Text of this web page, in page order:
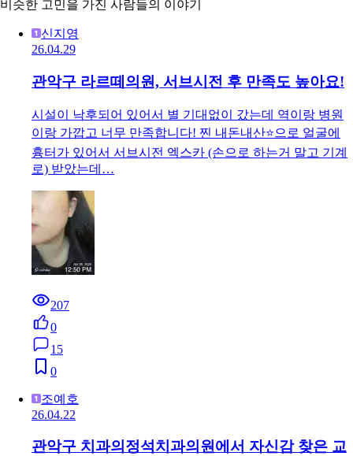
비슷한 고민을 가진 사람들의 이야기
신지영
26.04.29
관악구 라르떼의원, 서브시전 후 만족도 높아요!
시설이 낙후되어 있어서 별 기대없이 갔는데 역이랑 병원
이랑 가깝고 너무 만족합니다! 찐 내돈내산⭐️으로 얼굴에
흉터가 있어서 서브시전 엑스카 (손으로 하는거 말고 기계
로) 받았는데…
207
0
15
0
조예호
26.04.22
관악구 치과의정석치과의원에서 자신감 찾은 교